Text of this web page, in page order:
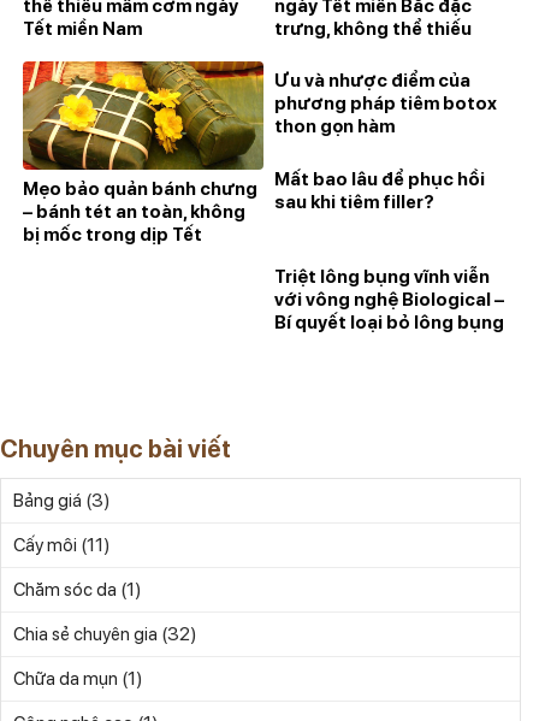
thể thiếu mâm cơm ngày
Tết miền Nam
ngày Tết miền Bắc đặc
trưng, không thể thiếu
Mẹo bảo quản bánh chưng
– bánh tét an toàn, không
bị mốc trong dịp Tết
Ưu và nhược điểm của
phương pháp tiêm botox
thon gọn hàm
Mất bao lâu để phục hồi
sau khi tiêm filler?
Triệt lông bụng vĩnh viễn
với vông nghệ Biological –
Bí quyết loại bỏ lông bụng
Chuyên mục bài viết
Bảng giá (3)
Cấy môi (11)
Chăm sóc da (1)
Chia sẻ chuyên gia (32)
Chữa da mụn (1)